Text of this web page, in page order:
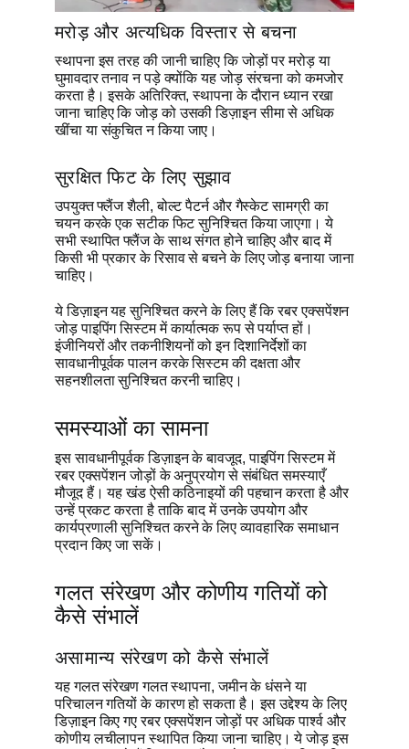
मरोड़ और अत्यधिक विस्तार से बचना
स्थापना इस तरह की जानी चाहिए कि जोड़ों पर मरोड़ या
घुमावदार तनाव न पड़े क्योंकि यह जोड़ संरचना को कमजोर
करता है। इसके अतिरिक्त, स्थापना के दौरान ध्यान रखा
जाना चाहिए कि जोड़ को उसकी डिज़ाइन सीमा से अधिक
खींचा या संकुचित न किया जाए।
सुरक्षित फिट के लिए सुझाव
उपयुक्त फ्लैंज शैली, बोल्ट पैटर्न और गैस्केट सामग्री का
चयन करके एक सटीक फिट सुनिश्चित किया जाएगा। ये
सभी स्थापित फ्लैंज के साथ संगत होने चाहिए और बाद में
किसी भी प्रकार के रिसाव से बचने के लिए जोड़ बनाया जाना
चाहिए।
ये डिज़ाइन यह सुनिश्चित करने के लिए हैं कि रबर एक्सपेंशन
जोड़ पाइपिंग सिस्टम में कार्यात्मक रूप से पर्याप्त हों।
इंजीनियरों और तकनीशियनों को इन दिशानिर्देशों का
सावधानीपूर्वक पालन करके सिस्टम की दक्षता और
सहनशीलता सुनिश्चित करनी चाहिए।
समस्याओं का सामना
इस सावधानीपूर्वक डिज़ाइन के बावजूद, पाइपिंग सिस्टम में
रबर एक्सपेंशन जोड़ों के अनुप्रयोग से संबंधित समस्याएँ
मौजूद हैं। यह खंड ऐसी कठिनाइयों की पहचान करता है और
उन्हें प्रकट करता है ताकि बाद में उनके उपयोग और
कार्यप्रणाली सुनिश्चित करने के लिए व्यावहारिक समाधान
प्रदान किए जा सकें।
गलत संरेखण और कोणीय गतियों को
कैसे संभालें
असामान्य संरेखण को कैसे संभालें
यह गलत संरेखण गलत स्थापना, जमीन के धंसने या
परिचालन गतियों के कारण हो सकता है। इस उद्देश्य के लिए
डिज़ाइन किए गए रबर एक्सपेंशन जोड़ों पर अधिक पार्श्व और
कोणीय लचीलापन स्थापित किया जाना चाहिए। ये जोड़ इस